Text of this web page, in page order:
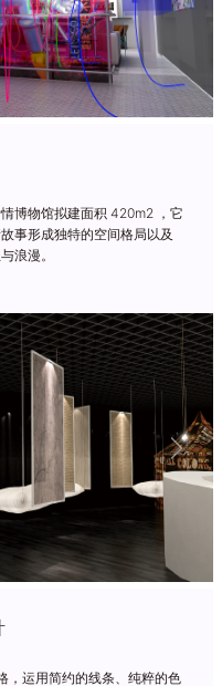
博物馆拟建面积 420m2 ，它
事形成独特的空间格局以及
浪漫。
Next
，运用简约的线条、纯粹的色